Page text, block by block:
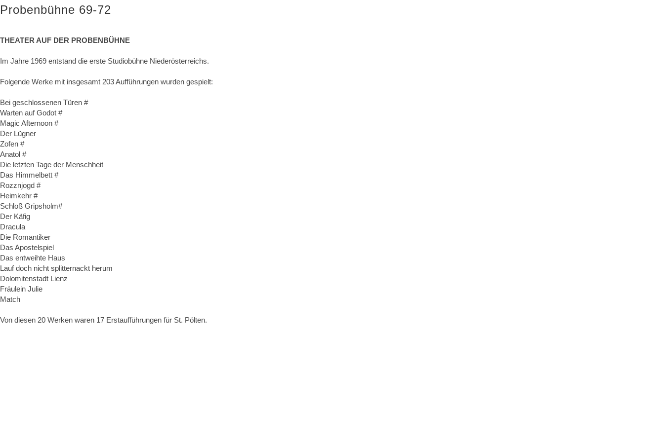
Probenbühne 69-72
THEATER AUF DER PROBENBÜHNE
Im Jahre 1969 entstand die erste Studiobühne Niederösterreichs.
Folgende Werke mit insgesamt 203 Aufführungen wurden gespielt:
Bei geschlossenen Türen #
Warten auf Godot #
Magic Afternoon #
Der Lügner
Zofen #
Anatol #
Die letzten Tage der Menschheit
Das Himmelbett #
Rozznjogd #
Heimkehr #
Schloß Gripsholm#
Der Käfig
Dracula
Die Romantiker
Das Apostelspiel
Das entweihte Haus
Lauf doch nicht splitternackt herum
Dolomitenstadt Lienz
Fräulein Julie
Match
Von diesen 20 Werken waren 17 Erstaufführungen für St. Pölten.